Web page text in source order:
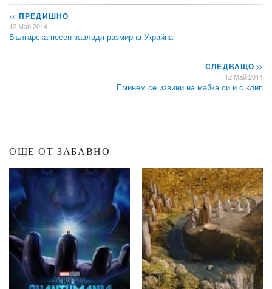
<< ПРЕДИШНО
12 Май 2014
Българска песен завладя размирна Украйна
СЛЕДВАЩО>>
12 Май 2014
Еминем се извини на майка си и с клип
ОЩЕ ОТ ЗАБАВНО